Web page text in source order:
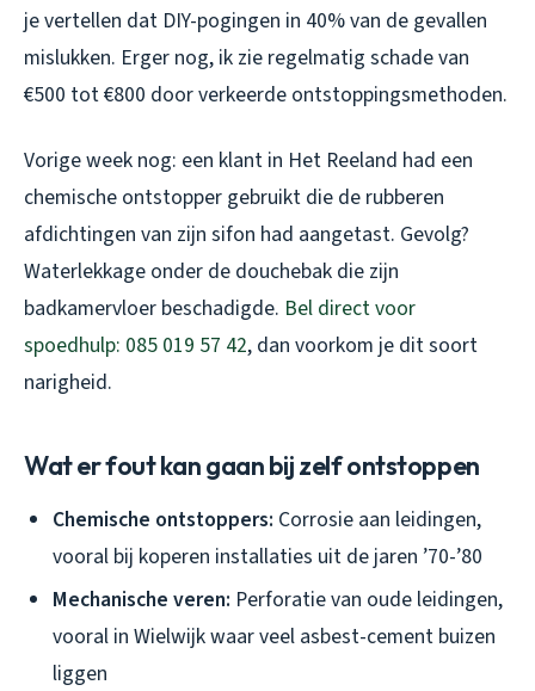
je vertellen dat DIY-pogingen in 40% van de gevallen
mislukken. Erger nog, ik zie regelmatig schade van
€500 tot €800 door verkeerde ontstoppingsmethoden.
Vorige week nog: een klant in Het Reeland had een
chemische ontstopper gebruikt die de rubberen
afdichtingen van zijn sifon had aangetast. Gevolg?
Waterlekkage onder de douchebak die zijn
badkamervloer beschadigde. Bel direct voor
spoedhulp: 085 019 57 42, dan voorkom je dit soort
narigheid.
Wat er fout kan gaan bij zelf ontstoppen
Chemische ontstoppers: Corrosie aan leidingen,
vooral bij koperen installaties uit de jaren ’70-’80
Mechanische veren: Perforatie van oude leidingen,
vooral in Wielwijk waar veel asbest-cement buizen
liggen